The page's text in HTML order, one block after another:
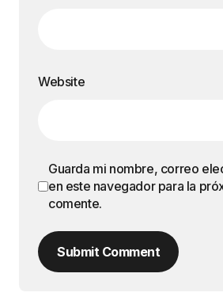
Website
Guarda mi nombre, correo
en este navegador para la
comente.
Submit Comment